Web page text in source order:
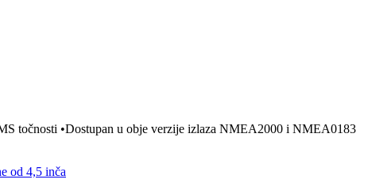
točnosti •Dostupan u obje verzije izlaza NMEA2000 i NMEA0183
od 4,5 inča